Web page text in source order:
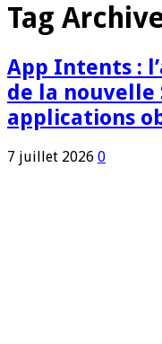
Tag
App Intents :
de la nouvelle
applications
7 juillet 2026 0